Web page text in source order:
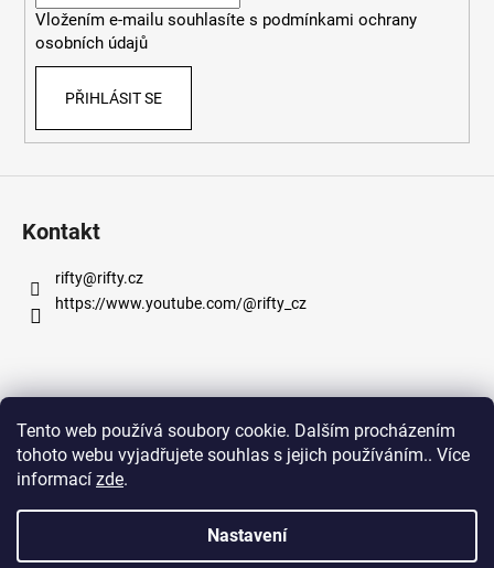
Tento web používá soubory cookie. Dalším procházením
tohoto webu vyjadřujete souhlas s jejich používáním.. Více
informací zde.
Nastavení
Vložením e-mailu souhlasíte s podmínkami ochrany
osobních údajů
PŘIHLÁSIT SE
Kontakt
rifty@rifty.cz
https://www.youtube.com/@rifty_cz
Informace pro vás
Obchodní podmínky